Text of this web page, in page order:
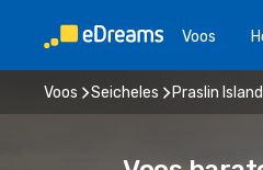
Voos
Voos Seicheles Praslin Island